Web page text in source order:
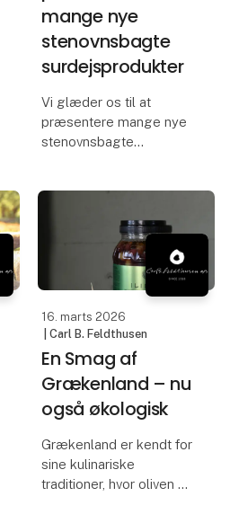
mange nye
stenovnsbagte
surdejsprodukter
Vi glæder os til at
præsentere mange nye
stenovnsbagte
bake-off og brød –
udviklet med fokus på
høj kvalitet, smag og
løsninger, der f
16. marts 2026
| Carl B. Feldthusen
En Smag af
Grækenland – nu
også økologisk
Grækenland er kendt for
sine kulinariske
traditioner, hvor oliven er